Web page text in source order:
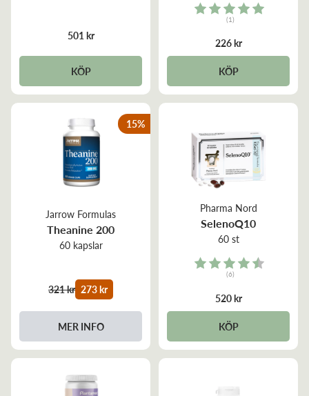
501 kr
KÖP
Rating:
(1)
226 kr
KÖP
Jarrow Formulas
Theanine 200
60 kapslar
321 kr 273 kr
MER INFO
15%
Pharma Nord
SelenoQ10
60 st
Rating:
(6)
520 kr
KÖP